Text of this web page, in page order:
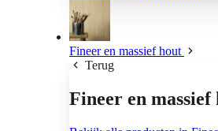
Fineer en massief hout
Terug
Fineer en massief